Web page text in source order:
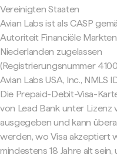
Vereinigten Staaten
Avian Labs ist als CASP
Autoriteit Financiële
Niederlanden zugelassen
(Registrierungsnummer
Avian Labs USA, Inc., NMLS
Die Prepaid-Debit-Visa-
von Lead Bank unter Lizenz
ausgegeben und kann
werden, wo Visa akzeptiert
mindestens 18 Jahre alt